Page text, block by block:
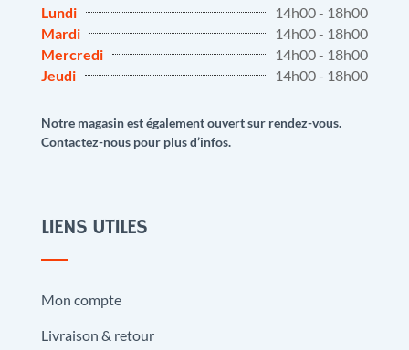
Lundi
14h00 - 18h00
Mardi
14h00 - 18h00
Mercredi
14h00 - 18h00
Jeudi
14h00 - 18h00
Notre magasin est également ouvert sur rendez-vous.
Contactez-nous pour plus d’infos.
LIENS UTILES
Mon compte
Livraison & retour